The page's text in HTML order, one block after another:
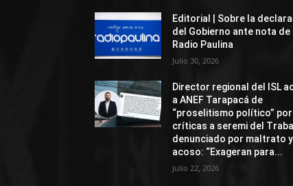
Editorial | Sobre la
del Gobierno ante nota de
Radio Paulina
Julio 30, 2026
Director regional del ISL
a ANEF Tarapacá de
“proselitismo político” por
críticas a seremi del
denunciado por maltrato y
acoso: “Exageran para...
Julio 22, 2026